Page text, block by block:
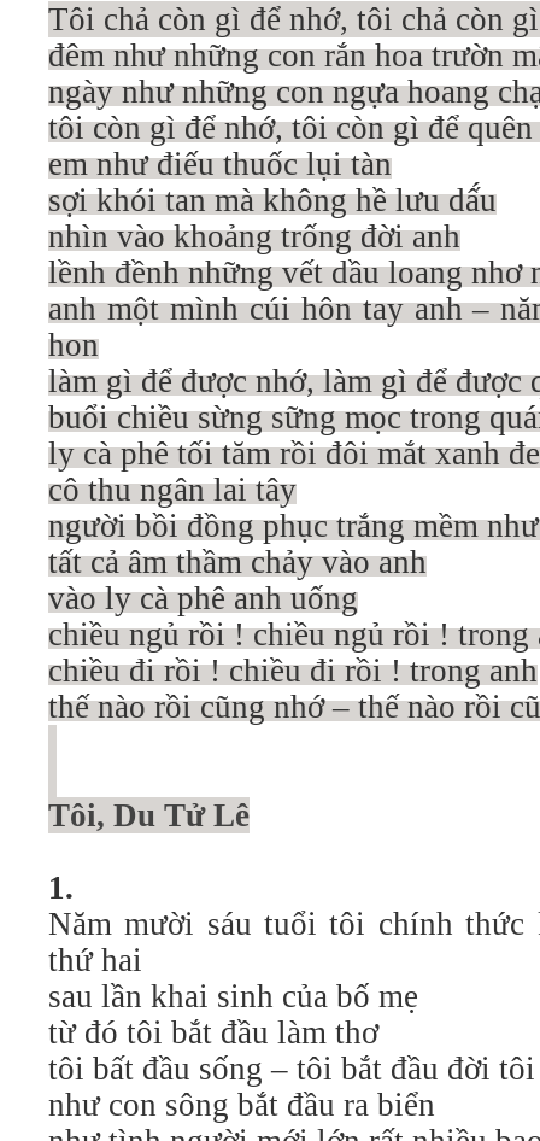
Tôi chả còn gì để nhớ, tôi chả còn
đêm như những con rắn hoa trườn
ngày như những con ngựa hoang
tôi còn gì để nhớ, tôi còn gì để quên
em như điếu thuốc lụi tàn
sợi khói tan mà không hề lưu dấ́u
nhìn vào khoảng trống đời anh
lềnh đềnh những vết dầu loang nhơ
anh một mình cúi hôn tay anh –
hon
làm gì để được nhớ, làm gì để được
buổi chiều sừng sững mọc trong
ly cà phê tối tăm rồi đôi mắt xanh
cô thu ngân lai tây
người bồi đồng phục trắng mềm
tất cả âm thầm chảy vào anh
vào ly cà phê anh uống
chiều ngủ rồi ! chiều ngủ rồi ! trong
chiều đi rồi ! chiều đi rồi ! trong anh
thế nào rồi cũng nhớ – thế nào rồi
Tôi, Du Tử Lê
1.
Năm mười sáu tuổi tôi chính
thứ hai
sau lần khai sinh của bố mẹ
từ đó tôi bắt đầu làm thơ
tôi bất đầu sống – tôi bắt đầu đời tôi
như con sông bắt đầu ra biển